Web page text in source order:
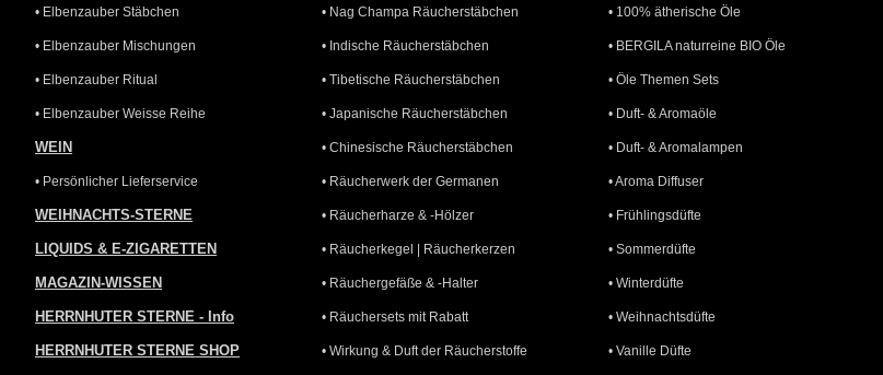
• Elbenzauber Stäbchen
• Elbenzauber Mischungen
• Elbenzauber Ritual
• Elbenzauber Weisse Reihe
WEIN
• Persönlicher Lieferservice
WEIHNACHTS-STERNE
LIQUIDS & E-ZIGARETTEN
MAGAZIN-WISSEN
HERRNHUTER STERNE - Info
HERRNHUTER STERNE SHOP
• Nag Champa Räucherstäbchen
• Indische Räucherstäbchen
• Tibetische Räucherstäbchen
• Japanische Räucherstäbchen
• Chinesische Räucherstäbchen
• Räucherwerk der Germanen
• Räucherharze & -Hölzer
• Räucherkegel | Räucherkerzen
• Räuchergefäße & -Halter
• Räuchersets mit Rabatt
• Wirkung & Duft der Räucherstoffe
• 100% ätherische Öle
• BERGILA naturreine BIO Öle
• Öle Themen Sets
• Duft- & Aromaöle
• Duft- & Aromalampen
• Aroma Diffuser
• Frühlingsdüfte
• Sommerdüfte
• Winterdüfte
• Weihnachtsdüfte
• Vanille Düfte